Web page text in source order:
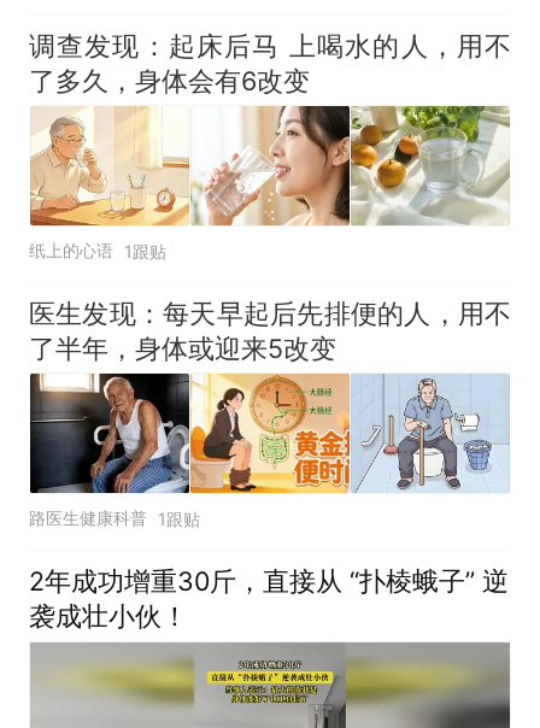
调查发现：起床后马 上喝水的人，用不
了多久，身体会有6改变
纸上的心语 1跟贴
医生发现：每天早起后先排便的人，用不
了半年，身体或迎来5改变
路医生健康科普 1跟贴
2年成功增重30斤，直接从 “扑棱蛾子” 逆
袭成壮小伙！